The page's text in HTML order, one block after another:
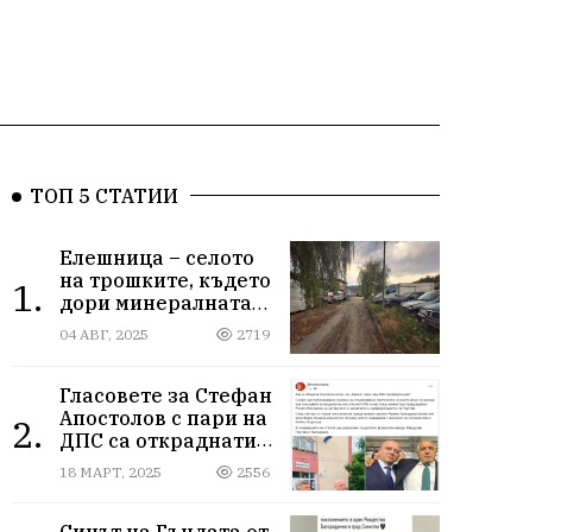
ТОП 5 СТАТИИ
1.
Елешница – селото
на трошките, където
дори минералната
вода не може да
измие срама
04 АВГ, 2025 2719
2.
Гласовете за Стефан
Апостолов с пари на
ДПС са откраднати
от Иван Герчев,
медия бухалка го
18 МАРТ, 2025 2556